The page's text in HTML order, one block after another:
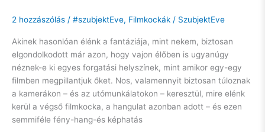
2 hozzászólás / #szubjektEve, Filmkockák / SzubjektEve
Akinek hasonlóan élénk a fantáziája, mint nekem, biztosan
elgondolkodott már azon, hogy vajon élőben is ugyanúgy
néznek-e ki egyes forgatási helyszínek, mint amikor egy-egy
filmben megpillantjuk őket. Nos, valamennyit biztosan túloznak
a kamerákon – és az utómunkálatokon – keresztül, mire elénk
kerül a végső filmkocka, a hangulat azonban adott – és ezen
semmiféle fény-hang-és képhatás
„Szívem